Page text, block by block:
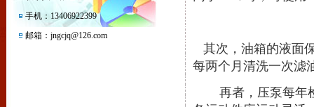
手机：13406922399
邮箱：jngcjq@126.com
其次，油箱的液面
每两个月清洗一次滤
再者，压泵每年